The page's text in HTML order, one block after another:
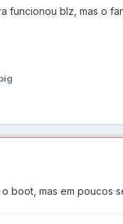
funcionou blz, mas o
boot, mas em poucos